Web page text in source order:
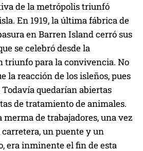
de la metrópolis triunfó
En 1919, la última fábrica de
en Barren Island cerró sus
se celebró desde la
triunfo para la convivencia. No
la reacción de los isleños, pues
quedarían abiertas
de tratamiento de animales.
merma de trabajadores, una vez
un puente y un
era inminente el fin de esta